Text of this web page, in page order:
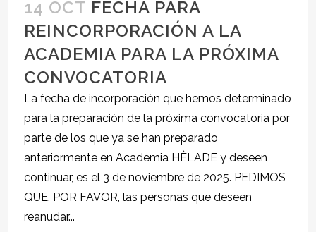
14 OCT FECHA PARA
REINCORPORACIÓN A LA
ACADEMIA PARA LA PRÓXIMA
CONVOCATORIA
La fecha de incorporación que hemos determinado
para la preparación de la próxima convocatoria por
parte de los que ya se han preparado
anteriormente en Academia HÈLADE y deseen
continuar, es el 3 de noviembre de 2025. PEDIMOS
QUE, POR FAVOR, las personas que deseen
reanudar...